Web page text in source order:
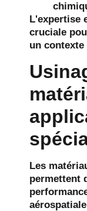
L'expertise
cruciale
un
Les
permettent